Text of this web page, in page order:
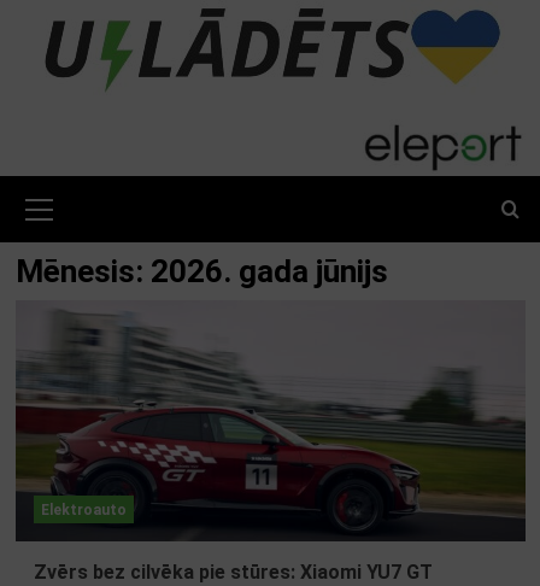
content
Menu
Mēnesis: 2026. gada jūnijs
Elektroauto
Zvērs bez cilvēka pie stūres: Xiaomi YU7 GT